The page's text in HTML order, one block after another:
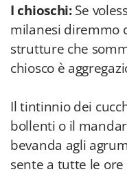
I chioschi:Se
milanesi diremmo
strutture che
chiosco è
Il tintinnio dei
bollenti o il
bevanda agli
sente a tutte le